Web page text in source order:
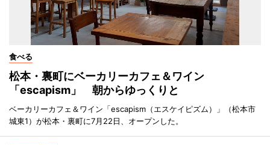
食べる
松本・裏町にベーカリーカフェ＆ワイン
「escapism」 朝からゆっくりと
ベーカリーカフェ＆ワイン「escapism（エスケイピズム）」（松本市
城東1）が松本・裏町に7月22日、オープンした。